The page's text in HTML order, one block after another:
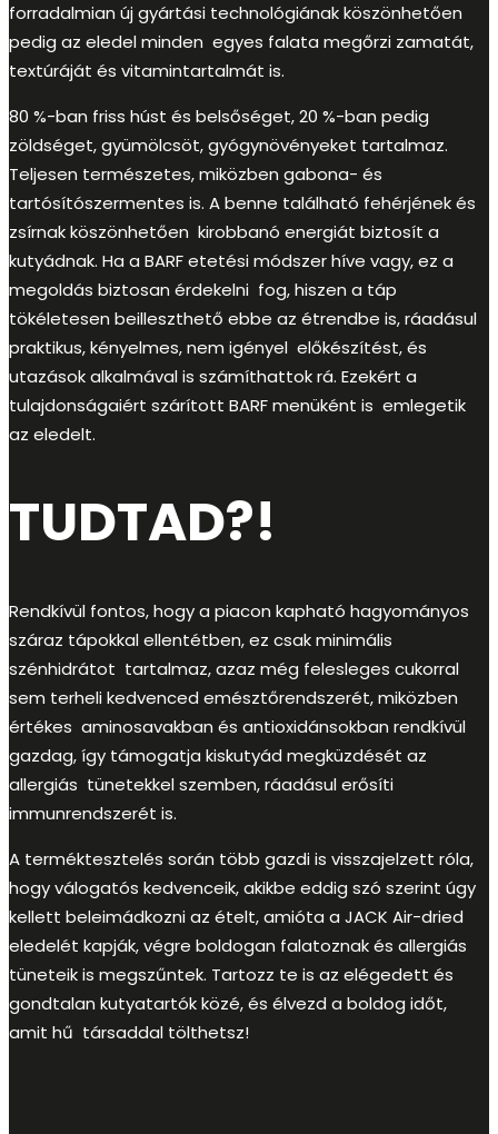
forradalmian új gyártási technológiának köszönhetően
pedig az eledel minden egyes falata megőrzi zamatát,
textúráját és vitamintartalmát is.
80 %-ban friss húst és belsőséget, 20 %-ban pedig
zöldséget, gyümölcsöt, gyógynövényeket tartalmaz.
Teljesen természetes, miközben gabona- és
tartósítószermentes is. A benne található fehérjének és
zsírnak köszönhetően kirobbanó energiát biztosít a
kutyádnak. Ha a BARF etetési módszer híve vagy, ez a
megoldás biztosan érdekelni fog, hiszen a táp
tökéletesen beilleszthető ebbe az étrendbe is, ráadásul
praktikus, kényelmes, nem igényel előkészítést, és
utazások alkalmával is számíthattok rá. Ezekért a
tulajdonságaiért szárított BARF menüként is emlegetik
az eledelt.
TUDTAD?!
Rendkívül fontos, hogy a piacon kapható hagyományos
száraz tápokkal ellentétben, ez csak minimális
szénhidrátot tartalmaz, azaz még felesleges cukorral
sem terheli kedvenced emésztőrendszerét, miközben
értékes aminosavakban és antioxidánsokban rendkívül
gazdag, így támogatja kiskutyád megküzdését az
allergiás tünetekkel szemben, ráadásul erősíti
immunrendszerét is.
A terméktesztelés során több gazdi is visszajelzett róla,
hogy válogatós kedvenceik, akikbe eddig szó szerint úgy
kellett beleimádkozni az ételt, amióta a JACK Air-dried
eledelét kapják, végre boldogan falatoznak és allergiás
tüneteik is megszűntek. Tartozz te is az elégedett és
gondtalan kutyatartók közé, és élvezd a boldog időt,
amit hű társaddal tölthetsz!